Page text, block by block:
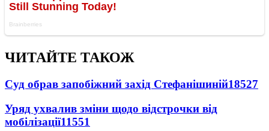
ЧИТАЙТЕ ТАКОЖ
Суд обрав запобіжний захід Стефанішиній18527
Уряд ухвалив зміни щодо відстрочки від
мобілізації11551